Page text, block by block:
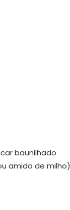
baunilhado
amido de milho)